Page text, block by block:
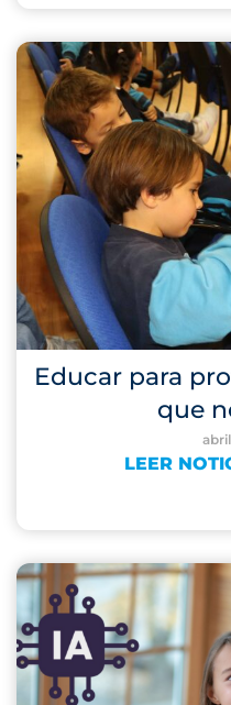
Educar para
que
LEER